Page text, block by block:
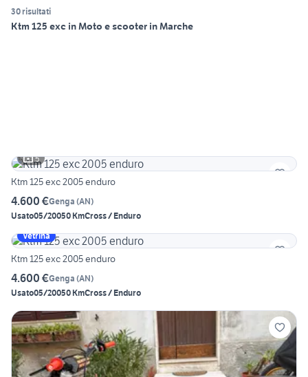
30 risultati
Ktm 125 exc in Moto e scooter in Marche
5
Ktm 125 exc 2005 enduro
4.600 €Genga (AN)
Usato05/20050 KmCross / Enduro
Vetrina
Ktm 125 exc 2005 enduro
4.600 €Genga (AN)
Usato05/20050 KmCross / Enduro